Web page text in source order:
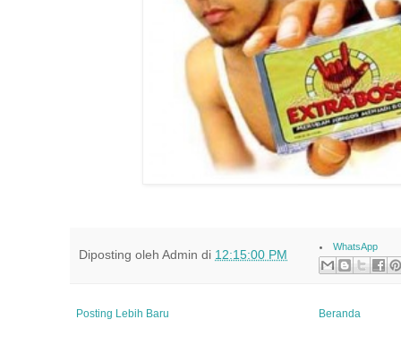
Diposting oleh Admin di 12:15:00 PM
WhatsApp
Posting Lebih Baru Beranda